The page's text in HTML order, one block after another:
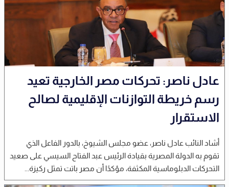
عادل ناصر: تحركات مصر الخارجية تعيد
رسم خريطة التوازنات الإقليمية لصالح
الاستقرار
أشاد النائب عادل ناصر، عضو مجلس الشيوخ، بالدور الفاعل الذي
تقوم به الدولة المصرية بقيادة الرئيس عبد الفتاح السيسي على صعيد
التحركات الدبلوماسية المكثفة، مؤكدًا أن مصر باتت تمثل ركيزة...